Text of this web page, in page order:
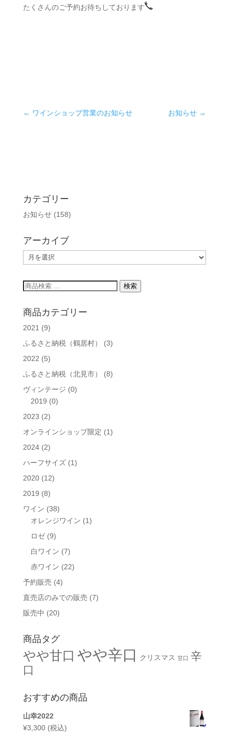
たくさんのご予約お待ちしております
← ワインショップ営業のお知らせ お知らせ →
カテゴリー
お知らせ(158)
アーカイブ
ー
カ
イ
検
対
検索
商品カテゴリー
2021 (9)
ふるさと納税（鶴居村）
(3)
2022 (5)
ふるさと納税（北見市）
(8)
ヴィンテージ (0)
2019 (0)
2023 (2)
オンラインショップ限定 (1)
2024 (2)
ハーフサイズ (1)
2020 (12)
2019 (8)
ワイン (38)
オレンジワイン (1)
ロゼ (9)
白ワイン (7)
赤ワイン (22)
予約販売 (4)
直売店のみでの販売 (7)
販売中 (20)
商品タグ
やや甘口 やや辛口 クリスマス 甘口 辛
口
おすすめの商品
山幸2022
¥3,300 (税込)